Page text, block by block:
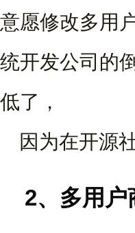
意愿修改多用
统开发公司的
低了，
因为在开源
2、多用户